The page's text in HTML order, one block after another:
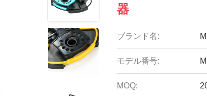
器
ブランド名:
モデル番号:
MOQ: